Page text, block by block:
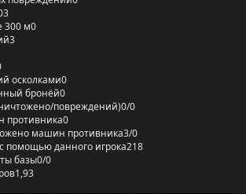
300 м0
3
осколками0
бронёй0
повреждений)0/0
противника0
машин противника3/0
помощью данного игрока218
базы0/0
1,93